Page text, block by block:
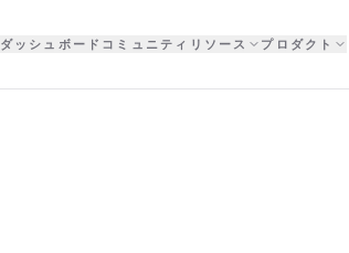
ダッシュボード コミュニティ リソース プロダクト